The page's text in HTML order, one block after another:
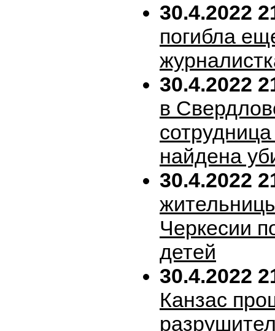
30.4.2022
погибла
30.4.2022
в
найдена
30.4.2022
Черкесии
детей
30.4.2022
Канзас